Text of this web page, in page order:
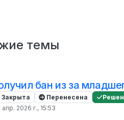
темы
бан из за
Закрыта Перенесена
апр. 2026 г., 15:53